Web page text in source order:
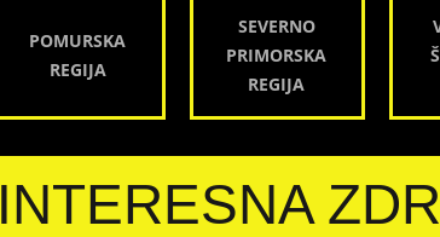
POMURSKA
REGIJA
SEVERNO
PRIMORSKA
REGIJA
INTERESNA